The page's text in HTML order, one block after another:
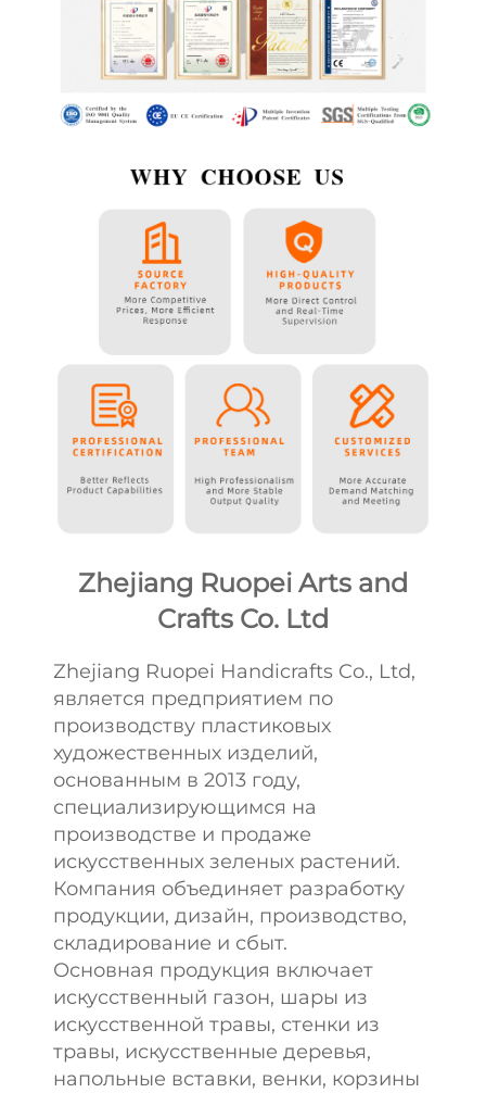
Zhejiang Ruopei Arts and
Crafts Co. Ltd
Zhejiang Ruopei Handicrafts Co., Ltd,
является предприятием по
производству пластиковых
художественных изделий,
основанным в 2013 году,
специализирующимся на
производстве и продаже
искусственных зеленых растений.
Компания объединяет разработку
продукции, дизайн, производство,
складирование и сбыт.
Основная продукция включает
искусственный газон, шары из
искусственной травы, стенки из
травы, искусственные деревья,
напольные вставки, венки, корзины